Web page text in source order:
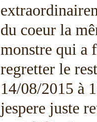
du coeur la
monstre qui a
regretter le
14/08/2015 à
jespere juste